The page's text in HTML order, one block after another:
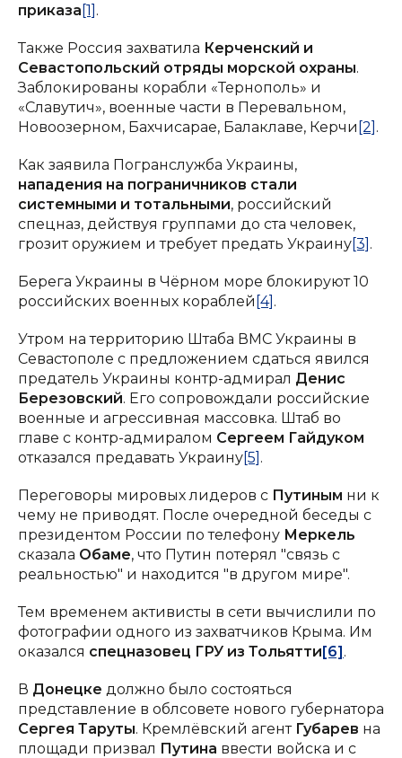
приказа [1] .
Также Россия захватила Керченский и
Севастопольский отряды морской охраны.
Заблокированы корабли «Тернополь» и
«Славутич», военные части в Перевальном,
Новоозерном, Бахчисарае, Балаклаве, Керчи [2] .
Как заявила Погранслужба Украины,
нападения на пограничников стали
системными и тотальными, российский
спецназ, действуя группами до ста человек,
грозит оружием и требует предать Украину[3] .
Берега Украины в Чёрном море блокируют 10
российских военных кораблей [4] .
Утром на территорию Штаба ВМС Украины в
Севастополе с предложением сдаться явился
предатель Украины контр-адмирал Денис
Березовский. Его сопровождали российские
военные и агрессивная массовка. Штаб во
главе с контр-адмиралом Сергеем Гайдуком
отказался предавать Украину[5] .
Переговоры мировых лидеров с Путиным ни к
чему не приводят. После очередной беседы с
президентом России по телефону Меркель
сказала Обаме, что Путин потерял "связь с
реальностью" и находится "в другом мире".
Тем временем активисты в сети вычислили по
фотографии одного из захватчиков Крыма. Им
оказался спецназовец ГРУ из Тольятти[6].
В Донецке должно было состояться
представление в облсовете нового губернатора
Сергея Таруты. Кремлёвский агент Губарев на
площади призвал Путина ввести войска и с